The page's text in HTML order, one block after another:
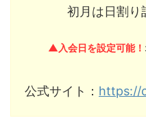
初月は日割り
▲入会日を設定可能！
公式サイト： https://